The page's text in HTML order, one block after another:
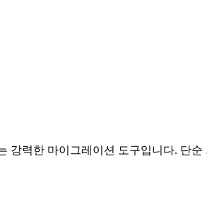
강력한 마이그레이션 도구입니다. 단